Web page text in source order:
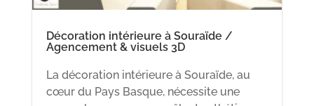
Décoration intérieure à Souraïde /
Agencement & visuels 3D
La décoration intérieure à Souraïde, au
cœur du Pays Basque, nécessite une